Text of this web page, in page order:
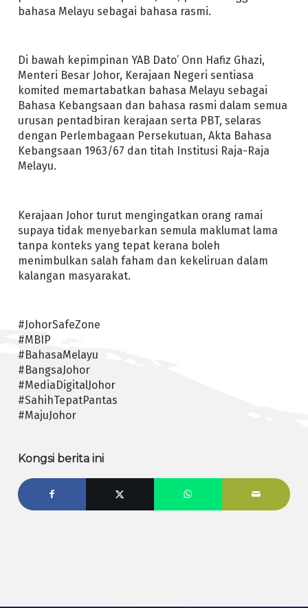
bahasa Melayu sebagai bahasa rasmi.
Di bawah kepimpinan YAB Dato’ Onn Hafiz Ghazi,
Menteri Besar Johor, Kerajaan Negeri sentiasa
komited memartabatkan bahasa Melayu sebagai
Bahasa Kebangsaan dan bahasa rasmi dalam semua
urusan pentadbiran kerajaan serta PBT, selaras
dengan Perlembagaan Persekutuan, Akta Bahasa
Kebangsaan 1963/67 dan titah Institusi Raja-Raja
Melayu.
Kerajaan Johor turut mengingatkan orang ramai
supaya tidak menyebarkan semula maklumat lama
tanpa konteks yang tepat kerana boleh
menimbulkan salah faham dan kekeliruan dalam
kalangan masyarakat.
#JohorSafeZone
#MBIP
#BahasaMelayu
#BangsaJohor
#MediaDigitalJohor
#SahihTepatPantas
#MajuJohor
Kongsi berita ini